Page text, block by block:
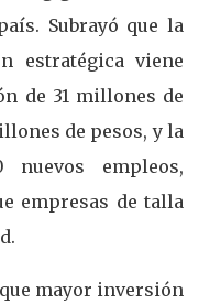
Subrayó que la
estratégica viene
de 31 millones de
de pesos, y la
empleos,
empresas de talla
mayor inversión